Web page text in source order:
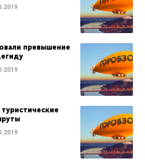
превышение